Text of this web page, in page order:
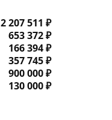
2 207 511 ₽
653 372 ₽
166 394 ₽
357 745 ₽
900 000 ₽
130 000 ₽